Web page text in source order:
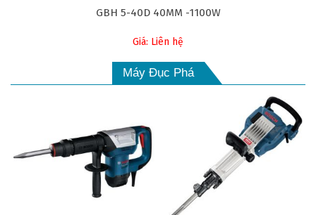
GBH 5-40D 40MM -1100W
Giá: Liên hệ
Máy Đục Phá